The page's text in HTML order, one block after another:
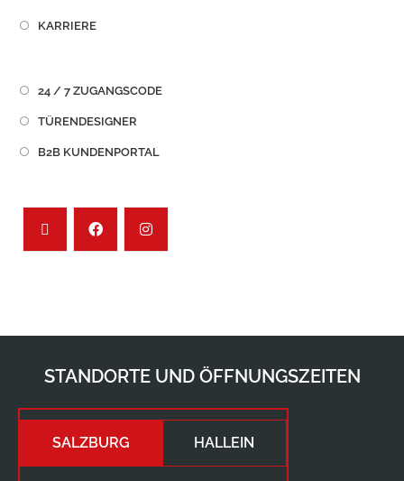
KARRIERE
24 / 7 ZUGANGSCODE
TÜRENDESIGNER
B2B KUNDENPORTAL
STANDORTE UND ÖFFNUNGSZEITEN
SALZBURG HALLEIN